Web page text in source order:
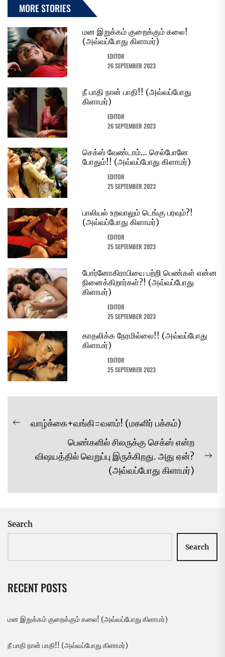
MORE STORIES
மன இறுக்கம் குறைக்கும் கலை!
(அவ்வப்போது கிளாமர்)
EDITOR
26 SEPTEMBER 2023
நீ பாதி நான் பாதி!! (அவ்வப்போது
கிளாமர்)
EDITOR
26 SEPTEMBER 2023
செக்ஸ் வேண்டாம்… செல்போனே
போதும்!! (அவ்வப்போது கிளாமர்)
EDITOR
25 SEPTEMBER 2023
பாலியல் உறவாலும் டெங்கு பரவும்?!
(அவ்வப்போது கிளாமர்)
EDITOR
25 SEPTEMBER 2023
போர்னோகிராபியை பற்றி பெண்கள் என்ன
நினைக்கிறார்கள்?! (அவ்வப்போது
கிளாமர்)
EDITOR
25 SEPTEMBER 2023
காதலிக்க நேரமில்லை!! (அவ்வப்போது
கிளாமர்)
EDITOR
25 SEPTEMBER 2023
Post
navigation
Previous
வாழ்க்கை+வங்கி=வளம்! (மகளிர் பக்கம்)
பெண்களில் சிலருக்கு செக்ஸ் என்ற
விஷயத்தில் வெறுப்பு இருக்கிறது. அது ஏன்?
(அவ்வப்போது கிளாமர்)
Search
Search
RECENT POSTS
மன இறுக்கம் குறைக்கும் கலை! (அவ்வப்போது கிளாமர்)
நீ பாதி நான் பாதி!! (அவ்வப்போது கிளாமர்)